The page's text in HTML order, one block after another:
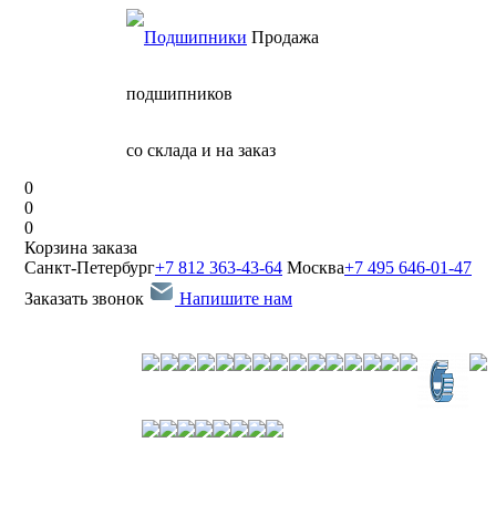
Продажа
подшипников
со склада и на заказ
0
0
0
Корзина заказа
Санкт-Петербург+7 812 363-43-64 Москва+7 495 646-01-47
Заказать звонок
Напишите нам